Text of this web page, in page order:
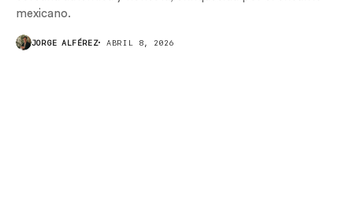
mexicano.
JORGE ALFÉREZ ABRIL 8, 2026